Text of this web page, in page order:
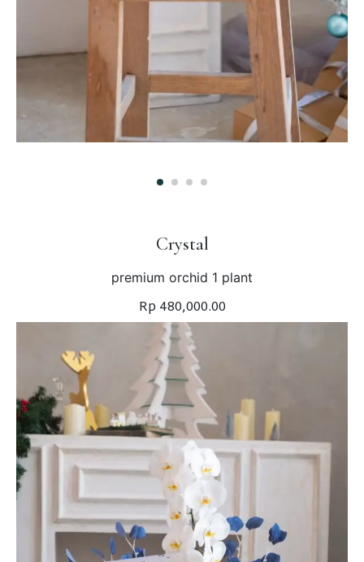
Crystal
premium orchid 1 plant
Rp 480,000.00